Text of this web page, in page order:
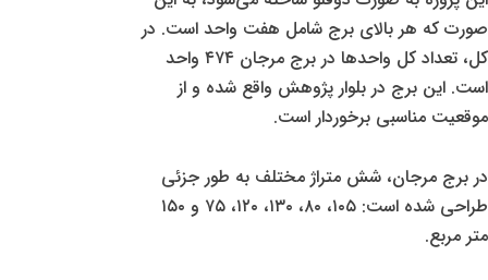
صورت که هر بالای برج شامل هفت واحد است. در
کل، تعداد کل واحدها در برج مرجان ۴۷۴ واحد
است. این برج در بلوار پژوهش واقع شده و از
موقعیت مناسبی برخوردار است.
در برج مرجان، شش متراژ مختلف به طور جزئی
طراحی شده است: ۱۰۵، ۸۰، ۱۳۰، ۱۲۰، ۷۵ و ۱۵۰
متر مربع.